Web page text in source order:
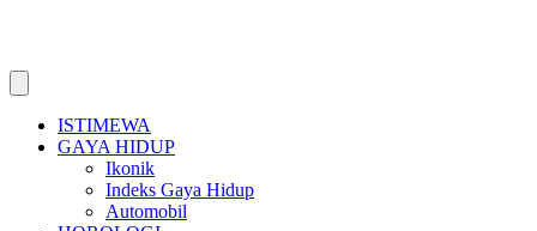
ISTIMEWA
GAYA HIDUP
Ikonik
Indeks Gaya Hidup
Automobil